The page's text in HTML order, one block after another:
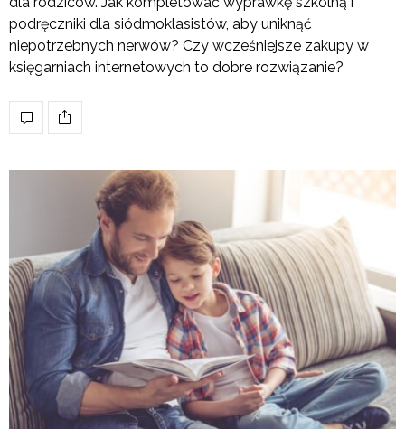
podręczniki dla siódmoklasistów, aby uniknąć
niepotrzebnych nerwów? Czy wcześniejsze zakupy w
księgarniach internetowych to dobre rozwiązanie?